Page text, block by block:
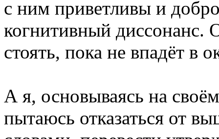
с ним приветливы и
когнитивный диссонанс.
стоять, пока не впадёт в
А я, основываясь на
пытаюсь отказаться от